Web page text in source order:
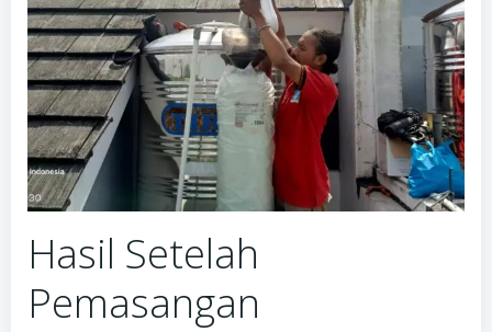
Hasil Setelah
Pemasangan